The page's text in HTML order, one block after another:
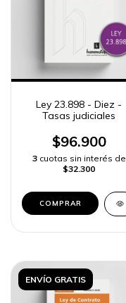
Ley 23.898 - Diez -
Tasas judiciales
$96.900
3 cuotas sin interés de
$32.300
ENVÍO GRATIS